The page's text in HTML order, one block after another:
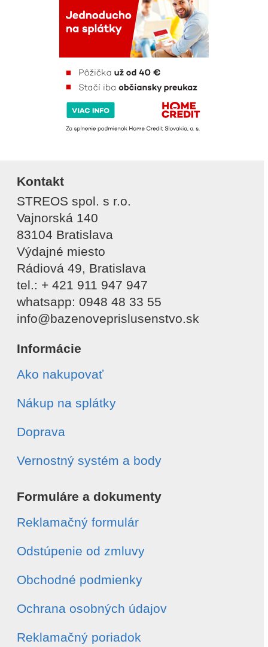
Kontakt
STREOS spol. s r.o.
Vajnorská 140
83104 Bratislava
Výdajné miesto
Rádiová 49, Bratislava
tel.: + 421 911 947 947
whatsapp: 0948 48 33 55
info@bazenoveprislusenstvo.sk
Informácie
Ako nakupovať
Nákup na splátky
Doprava
Vernostný systém a body
Formuláre a dokumenty
Reklamačný formulár
Odstúpenie od zmluvy
Obchodné podmienky
Ochrana osobných údajov
Reklamačný poriadok